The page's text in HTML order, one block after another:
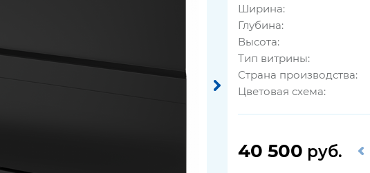
Ширина:
Глубина:
Высота:
Тип витрины:
Страна производства:
Цветовая схема:
40 500 руб.